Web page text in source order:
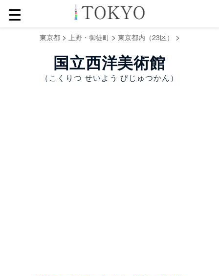
☰
東京都> 上野・御徒町> 東京都内（23区） >
国立西洋美術館
（こくりつ せいよう びじゅつかん）